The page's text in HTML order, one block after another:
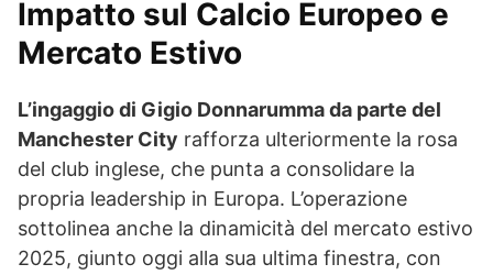
Impatto sul Calcio Europeo e
Mercato Estivo
L’ingaggio di Gigio Donnarumma da parte del
Manchester City rafforza ulteriormente la rosa
del club inglese, che punta a consolidare la
propria leadership in Europa. L’operazione
sottolinea anche la dinamicità del mercato estivo
2025, giunto oggi alla sua ultima finestra, con